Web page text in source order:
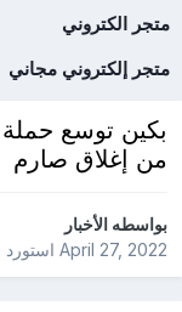
متجر الكتروني
متجر إلكتروني مجاني
بكين توسع
من إغلاق صارم
بواسطهالأخبار
April 27, 2022استورد